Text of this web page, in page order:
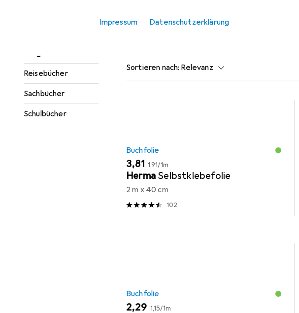
Impressum Datenschutzerklärung
Ratgeber
Reisebücher
Sachbücher
Schulbücher
Sortieren nach: Relevanz
Buchfolie
EUR
3,81 EUR
1,91/1m
Herma Selbstklebefolie
2 m x 40 cm
102
Buchfolie
EUR
2,29 EUR
1,15/1m